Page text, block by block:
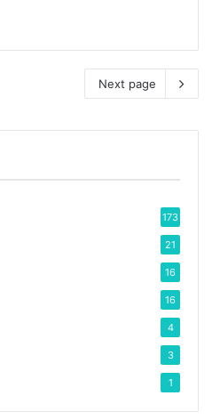
Next page
173
21
16
16
4
3
1